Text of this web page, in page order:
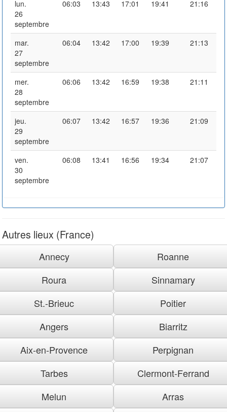
lun.
26
septembre
06:03 13:43 17:01 19:41 21:16
mar.
27
septembre
06:04 13:42 17:00 19:39 21:13
mer.
28
septembre
06:06 13:42 16:59 19:38 21:11
jeu.
29
septembre
06:07 13:42 16:57 19:36 21:09
ven.
30
septembre
06:08 13:41 16:56 19:34 21:07
Autres lieux (France)
Annecy
Roanne
Roura
Sinnamary
St.-Brieuc
Poitier
Angers
Biarritz
Aix-en-Provence
Perpignan
Tarbes
Clermont-Ferrand
Melun
Arras